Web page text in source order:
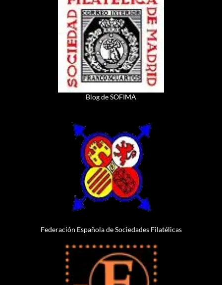
Blog de SOFIMA
Federación Española de Sociedades Filatélicas